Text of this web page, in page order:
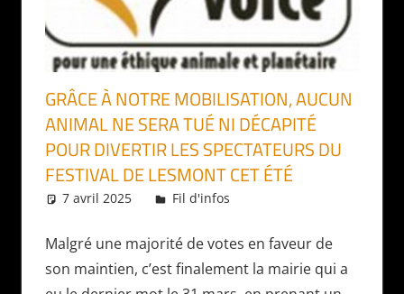
GRÂCE À NOTRE MOBILISATION, AUCUN
ANIMAL NE SERA TUÉ NI DÉCAPITÉ
POUR DIVERTIR LES SPECTATEURS DU
FESTIVAL DE LESMONT CET ÉTÉ
7 avril 2025 Daniel
Fil d'infos
Malgré une majorité de votes en faveur de
son maintien, c’est finalement la mairie qui a